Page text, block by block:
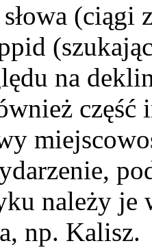
(ciągi
na
należy je
np. Kalisz.